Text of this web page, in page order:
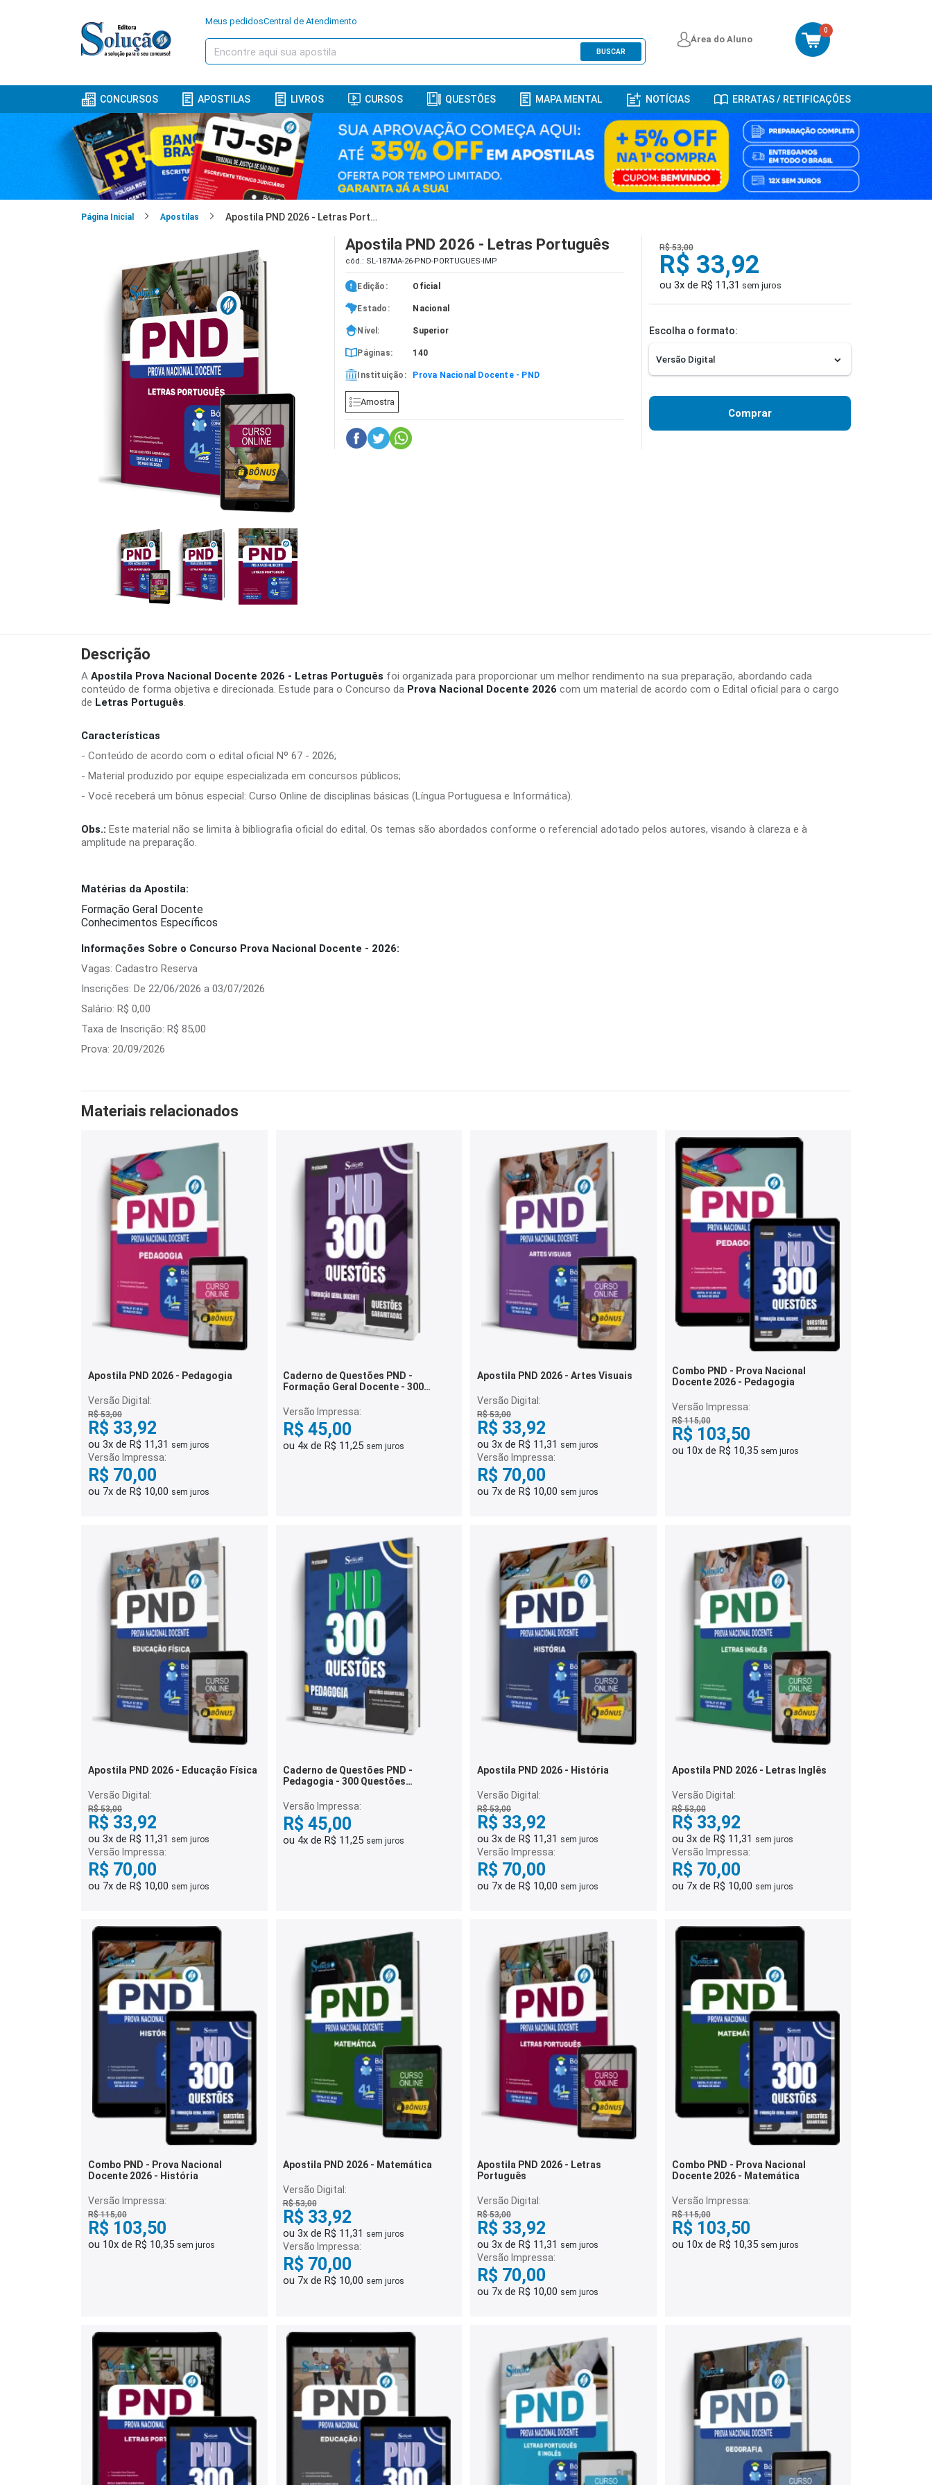
Meus pedidosCentral de Atendimento
BUSCAR
Área do Aluno
0
CONCURSOS APOSTILAS LIVROS CURSOS QUESTÕES MAPA MENTAL NOTÍCIAS ERRATAS / RETIFICAÇÕES
Página Inicial Apostilas Apostila PND 2026 - Letras Português
Apostila PND 2026 - Letras Português
cód.: SL-187MA-26-PND-PORTUGUES-IMP
Edição: Oficial
Estado: Nacional
Nível: Superior
Páginas: 140
Instituição: Prova Nacional Docente - PND
Amostra
R$ 53,00
R$ 33,92
ou 3x de R$ 11,31 sem juros
Escolha o formato:
Comprar
Descrição
A Apostila Prova Nacional Docente 2026 - Letras Português foi organizada para proporcionar um melhor rendimento na sua preparação, abordando cada
conteúdo de forma objetiva e direcionada. Estude para o Concurso da Prova Nacional Docente 2026 com um material de acordo com o Edital oficial para o cargo
de Letras Português.
Características
- Conteúdo de acordo com o edital oficial Nº 67 - 2026;
- Material produzido por equipe especializada em concursos públicos;
- Você receberá um bônus especial: Curso Online de disciplinas básicas (Língua Portuguesa e Informática).
Obs.: Este material não se limita à bibliografia oficial do edital. Os temas são abordados conforme o referencial adotado pelos autores, visando à clareza e à
amplitude na preparação.
Matérias da Apostila:
Formação Geral Docente
Conhecimentos Específicos
Informações Sobre o Concurso Prova Nacional Docente - 2026:
Vagas: Cadastro Reserva
Inscrições: De 22/06/2026 a 03/07/2026
Salário: R$ 0,00
Taxa de Inscrição: R$ 85,00
Prova: 20/09/2026
Materiais relacionados
Apostila PND 2026 - Pedagogia
Versão Digital:
R$ 53,00
R$ 33,92
ou 3x de R$ 11,31 sem juros
Versão Impressa:
R$ 70,00
ou 7x de R$ 10,00 sem juros
Caderno de Questões PND -
Formação Geral Docente - 300
Versão Impressa:
R$ 45,00
ou 4x de R$ 11,25 sem juros
Apostila PND 2026 - Artes Visuais
Versão Digital:
R$ 53,00
R$ 33,92
ou 3x de R$ 11,31 sem juros
Versão Impressa:
R$ 70,00
ou 7x de R$ 10,00 sem juros
Combo PND - Prova Nacional
Docente 2026 - Pedagogia
Versão Impressa:
R$ 115,00
R$ 103,50
ou 10x de R$ 10,35 sem juros
Apostila PND 2026 - Educação Física
Versão Digital:
R$ 53,00
R$ 33,92
ou 3x de R$ 11,31 sem juros
Versão Impressa:
R$ 70,00
ou 7x de R$ 10,00 sem juros
Caderno de Questões PND -
Pedagogia - 300 Questões
Versão Impressa:
R$ 45,00
ou 4x de R$ 11,25 sem juros
Apostila PND 2026 - História
Versão Digital:
R$ 53,00
R$ 33,92
ou 3x de R$ 11,31 sem juros
Versão Impressa:
R$ 70,00
ou 7x de R$ 10,00 sem juros
Apostila PND 2026 - Letras Inglês
Versão Digital:
R$ 53,00
R$ 33,92
ou 3x de R$ 11,31 sem juros
Versão Impressa:
R$ 70,00
ou 7x de R$ 10,00 sem juros
Combo PND - Prova Nacional
Docente 2026 - História
Versão Impressa:
R$ 115,00
R$ 103,50
ou 10x de R$ 10,35 sem juros
Apostila PND 2026 - Matemática
Versão Digital:
R$ 53,00
R$ 33,92
ou 3x de R$ 11,31 sem juros
Versão Impressa:
R$ 70,00
ou 7x de R$ 10,00 sem juros
Apostila PND 2026 - Letras
Português
Versão Digital:
R$ 53,00
R$ 33,92
ou 3x de R$ 11,31 sem juros
Versão Impressa:
R$ 70,00
ou 7x de R$ 10,00 sem juros
Combo PND - Prova Nacional
Docente 2026 - Matemática
Versão Impressa:
R$ 115,00
R$ 103,50
ou 10x de R$ 10,35 sem juros